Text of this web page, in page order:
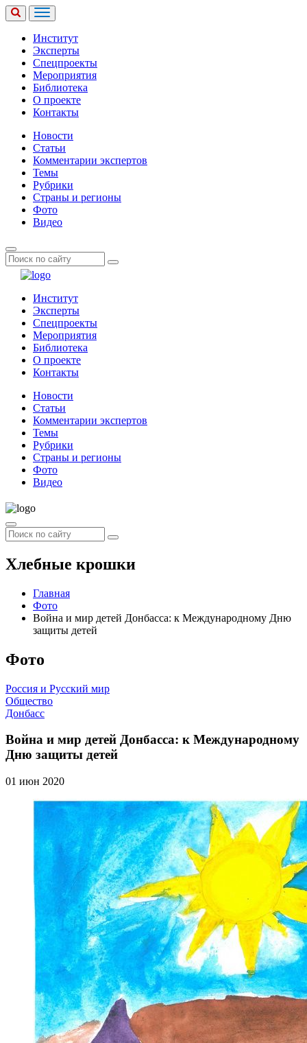
Институт
Эксперты
Спецпроекты
Мероприятия
Библиотека
О проекте
Контакты
Новости
Статьи
Комментарии экспертов
Темы
Рубрики
Страны и регионы
Фото
Видео
Институт
Эксперты
Спецпроекты
Мероприятия
Библиотека
О проекте
Контакты
Новости
Статьи
Комментарии экспертов
Темы
Рубрики
Страны и регионы
Фото
Видео
Хлебные крошки
Главная
Фото
Война и мир детей Донбасса: к Международному Дню
защиты детей
Фото
Россия и Русский мир
Общество
Донбасс
Война и мир детей Донбасса: к Международному
Дню защиты детей
01 июн 2020